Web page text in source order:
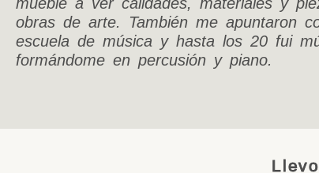
obras de arte. También me apuntaron
escuela de música y hasta los 20 fui
formándome en percusión y piano.